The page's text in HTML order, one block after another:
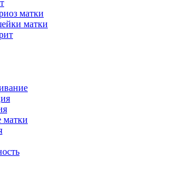
матки
матки
матки